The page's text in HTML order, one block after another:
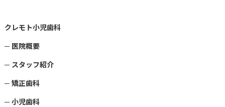
クレモト小児歯科
医院概要
スタッフ紹介
矯正歯科
小児歯科